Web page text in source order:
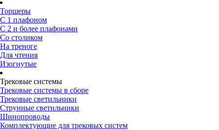
Торшеры
С 1 плафоном
С 2 и более плафонами
Со столиком
На треноге
Для чтения
Изогнутые
Трековые системы
Трековые системы в сборе
Трековые светильники
Струнные светильники
Шинопроводы
Комплектующие для трековых систем